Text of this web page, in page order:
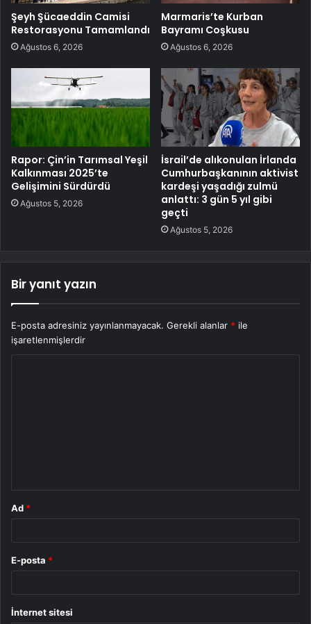
Şeyh Şücaeddin Camisi
Restorasyonu Tamamlandı
Ağustos 6, 2026
Marmaris’te Kurban
Bayramı Coşkusu
Ağustos 6, 2026
Rapor: Çin’in Tarımsal Yeşil
Kalkınması 2025’te
Gelişimini Sürdürdü
Ağustos 5, 2026
İsrail’de alıkonulan İrlanda
Cumhurbaşkanının aktivist
kardeşi yaşadığı zulmü
anlattı: 3 gün 5 yıl gibi
geçti
Ağustos 5, 2026
Bir yanıt yazın
E-posta adresiniz yayınlanmayacak. Gerekli alanlar * ile
işaretlenmişlerdir
Ad *
E-posta *
İnternet sitesi